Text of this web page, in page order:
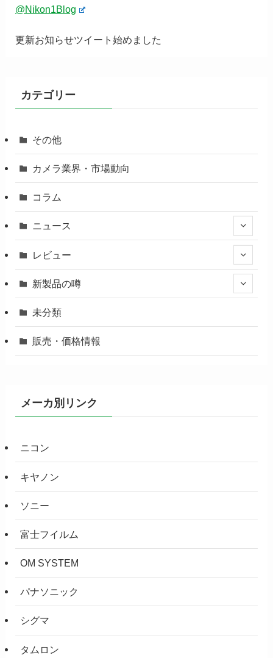
@Nikon1Blog
更新お知らせツイート始めました
カテゴリー
その他
カメラ業界・市場動向
コラム
ニュース
レビュー
新製品の噂
未分類
販売・価格情報
メーカ別リンク
ニコン
キヤノン
ソニー
富士フイルム
OM SYSTEM
パナソニック
シグマ
タムロン